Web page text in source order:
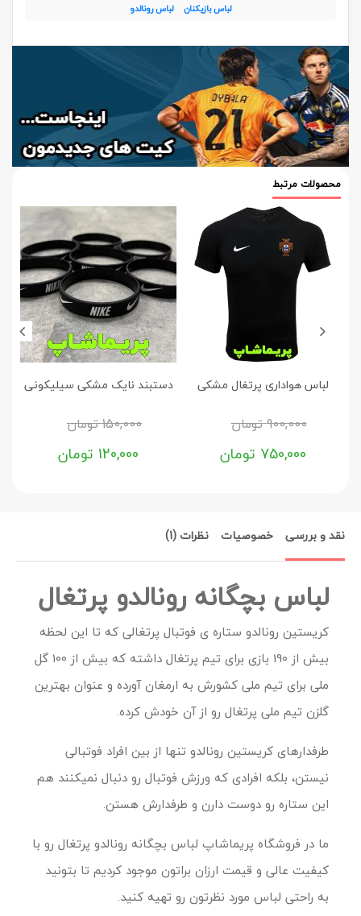
لباس بازیکنان
لباس رونالدو
محصولات مرتبط
لباس هواداری پرتغال مشکی
900,000تومان
750,000 تومان
دستبند نایک مشکی سیلیکونی
150,000تومان
120,000 تومان
نقد و بررسی خصوصیات نظرات (1)
لباس بچگانه رونالدو پرتغال
کریستین رونالدو ستاره ی فوتبال پرتغالی که تا این لحظه
بیش از 190 بازی برای تیم پرتغال داشته که بیش از 100 گل
ملی برای تیم ملی کشورش به ارمغان آورده و عنوان بهترین
گلزن تیم ملی پرتغال رو از آن خودش کرده.
طرفدارهای کریستین رونالدو تنها از بین افراد فوتبالی
نیستن، بلکه افرادی که ورزش فوتبال رو دنبال نمیکنند هم
این ستاره رو دوست دارن و طرفدارش هستن.
ما در فروشگاه پریماشاپ لباس بچگانه رونالدو پرتغال رو با
کیفیت عالی و قیمت ارزان براتون موجود کردیم تا بتونید
به راحتی لباس مورد نظرتون رو تهیه کنید.